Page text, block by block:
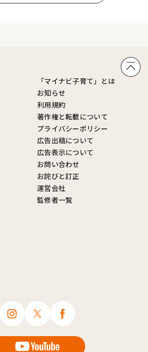
「マイナビ子育て」とは
お知らせ
利用規約
著作権と転載について
プライバシーポリシー
広告出稿について
広告表示について
お問い合わせ
お詫びと訂正
運営会社
監修者一覧